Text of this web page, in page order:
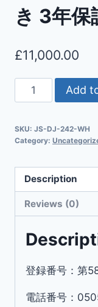
き 3年保
£11,000.00
Add
SKU: JS-DJ-242-WH
Category:
Description
Reviews (0)
登録番号：第
電話番号：